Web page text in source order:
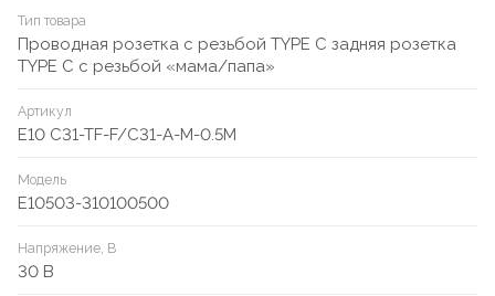
Тип товара
Проводная розетка с резьбой TYPE C задняя розетка
TYPE C с резьбой «мама/папа»
Артикул
E10 C31-TF-F/C31-A-M-0.5M
Модель
E10503-310100500
Напряжение, В
30 В